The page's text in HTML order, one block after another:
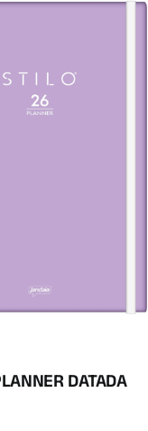
DATADA